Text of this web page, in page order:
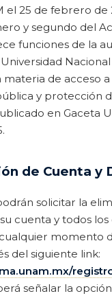
el 25 de febrero de
y segundo del
funciones de la
materia de acceso a
y protección
en Gaceta
de Cuenta y
solicitar la
cuenta y todos los
momento
del siguiente link:
señalar la